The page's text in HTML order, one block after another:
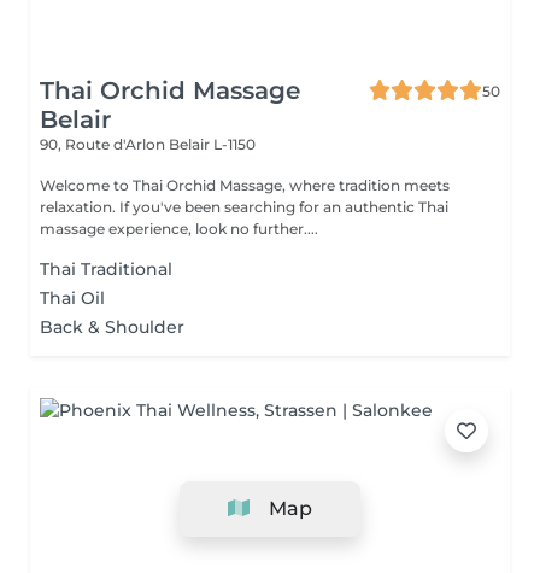
Thai Orchid Massage
Belair
50
90, Route d'Arlon Belair L-1150
Welcome to Thai Orchid Massage, where tradition meets
relaxation. If you've been searching for an authentic Thai
massage experience, look no further....
Thai Traditional
Thai Oil
Back & Shoulder
Map